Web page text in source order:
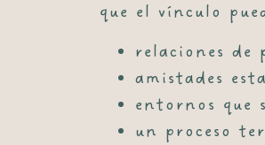
que el vínculo
relaciones de
amistades
entornos que
un proceso